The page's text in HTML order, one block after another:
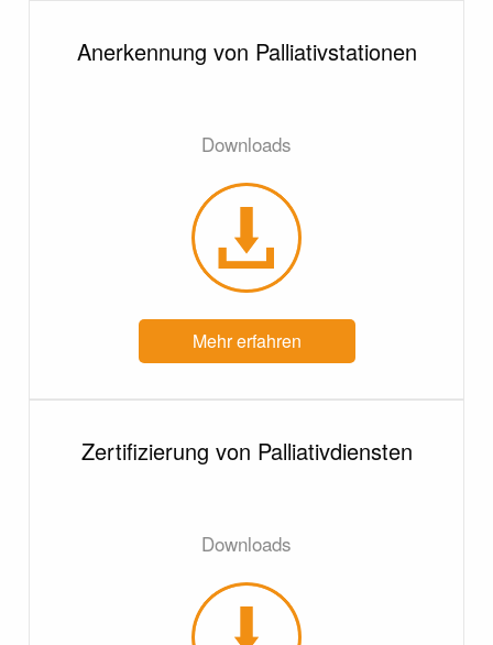
Anerkennung von Palliativstationen
Downloads
Mehr erfahren
Zertifizierung von Palliativdiensten
Downloads